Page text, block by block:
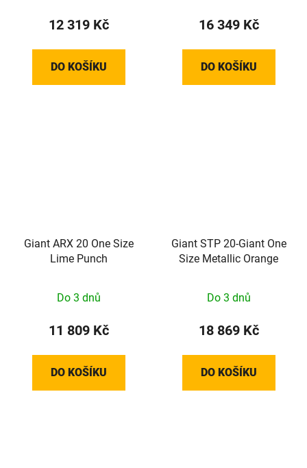
12 319 Kč
DO KOŠÍKU
16 349 Kč
DO KOŠÍKU
Giant ARX 20 One Size
Lime Punch
Do 3 dnů
11 809 Kč
DO KOŠÍKU
Giant STP 20-Giant One
Size Metallic Orange
Do 3 dnů
18 869 Kč
DO KOŠÍKU